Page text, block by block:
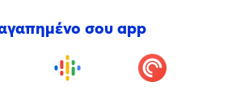
σου app